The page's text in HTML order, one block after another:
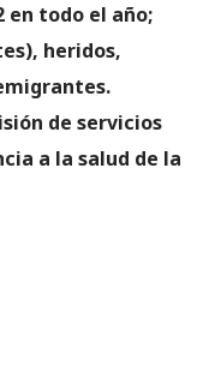
en todo el año;
heridos,
de servicios
a la salud de la